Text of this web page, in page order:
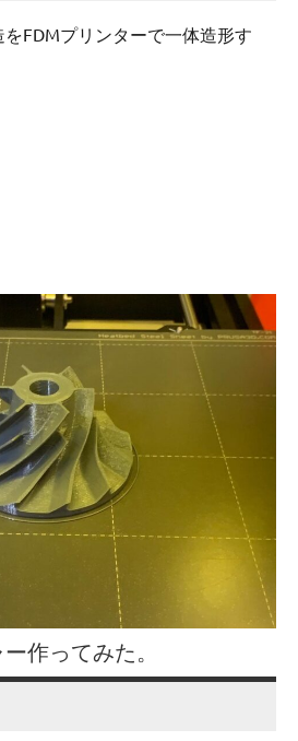
FDMプリンターで一体造形す
作ってみた。